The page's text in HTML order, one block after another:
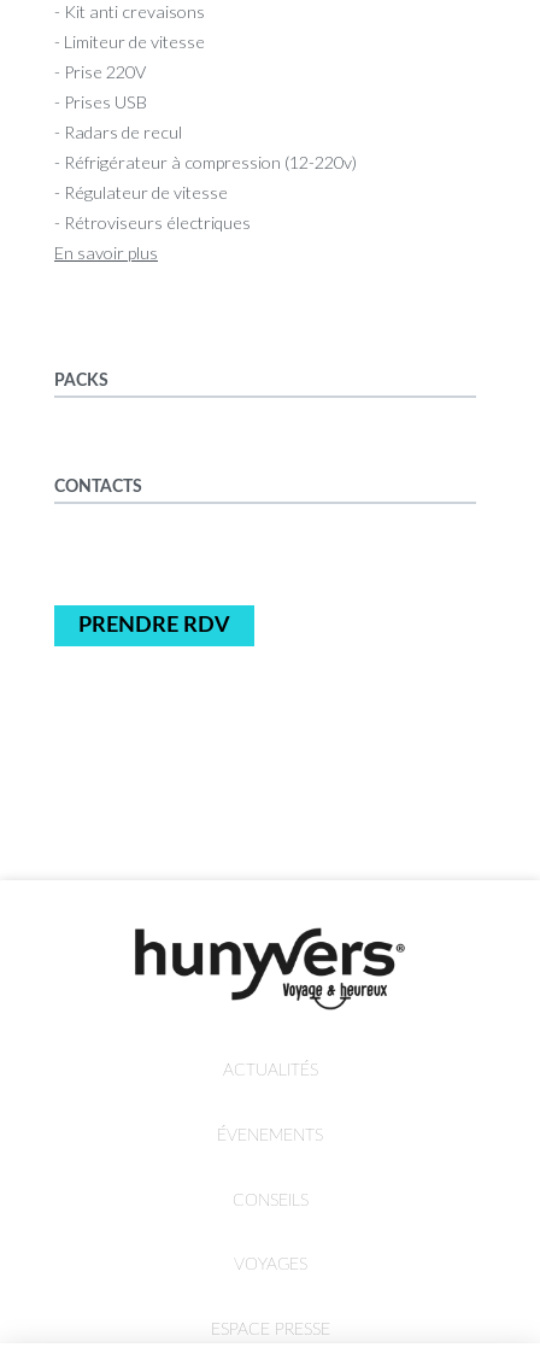
- Kit anti crevaisons
- Limiteur de vitesse
- Prise 220V
- Prises USB
- Radars de recul
- Réfrigérateur à compression (12-220v)
- Régulateur de vitesse
- Rétroviseurs électriques
En savoir plus
PACKS
CONTACTS
PRENDRE RDV
ACTUALITÉS
ÉVENEMENTS
CONSEILS
VOYAGES
ESPACE PRESSE